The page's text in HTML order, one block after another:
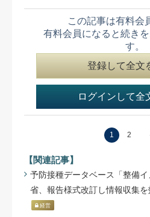
この記事は有料会
有料会員になると続き
す。
登録して全文
ログインして全
1 2
【関連記事】
予防接種データベース「整備
省、報告様式改訂し情報収集
経営